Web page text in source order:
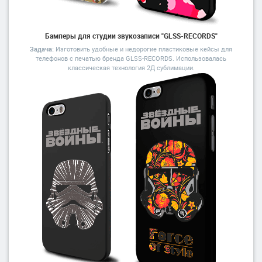
Бамперы для студии звукозаписи "GLSS-RECORDS"
Задача: Изготовить удобные и недорогие пластиковые кейсы для
телефонов с печатью бренда GLSS-RECORDS. Использовалась
классическая технология 2Д сублимации.